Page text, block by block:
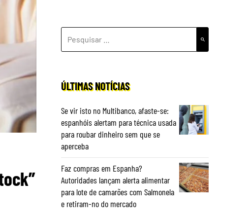
POR:
ÚLTIMAS NOTÍCIAS
Se vir isto no Multibanco, afaste-se:
espanhóis alertam para técnica usada
para roubar dinheiro sem que se
aperceba
Faz compras em Espanha?
Autoridades lançam alerta alimentar
para lote de camarões com Salmonela
e retiram-no do mercado